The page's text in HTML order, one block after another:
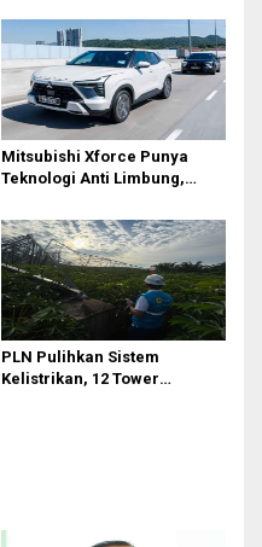
Mitsubishi Xforce Punya
Teknologi Anti Limbung,
PLN Pulihkan Sistem
Kelistrikan, 12 Tower